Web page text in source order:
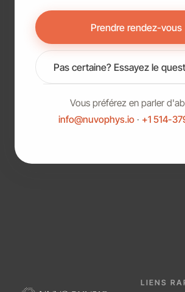
Prendre rendez-vous
Pas certaine? Essayez le
Vous préférez en parler
info@nuvophys.io · +1 514-
LIENS